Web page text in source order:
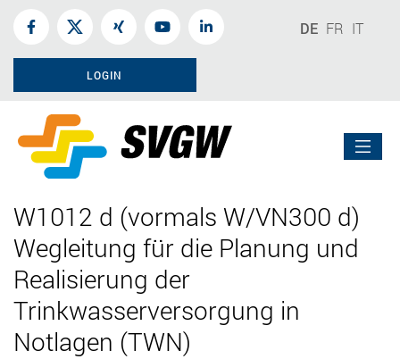
DE FR IT
LOGIN
W1012 d (vormals W/VN300 d)
Wegleitung für die Planung und
Realisierung der
Trinkwasserversorgung in
Notlagen (TWN)